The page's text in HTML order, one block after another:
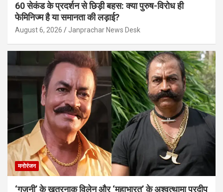
60 सेकंड के प्रदर्शन से छिड़ी बहस: क्या पुरुष-विरोध ही
फेमिनिज्म है या समानता की लड़ाई?
August 6, 2026 Janprachar News Desk
मनोरंजन
‘गजनी’ के खतरनाक विलेन और ‘महाभारत’ के अश्वत्थामा प्रदीप